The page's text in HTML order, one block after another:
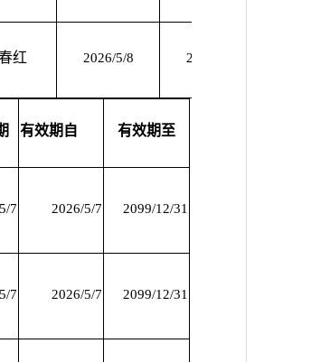
红 2026/5/8 2030/5/7
有效期自 有效期至
7 2026/5/7 2099/12/31
7 2026/5/7 2099/12/31